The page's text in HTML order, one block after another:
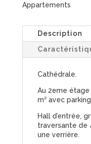
Appartements
Description
Cathédrale.
Au 2eme étage
m² avec
Hall d’entrée,
traversante de
une verrière.